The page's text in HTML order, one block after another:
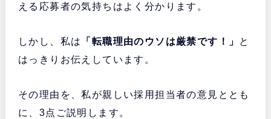
える応募者の気持ちはよく分かります。
しかし、私は 「転職理由のウソは厳禁です！」 と
はっきりお伝えしています。
その理由を、私が親しい採用担当者の意見ととも
に、3点ご説明します。